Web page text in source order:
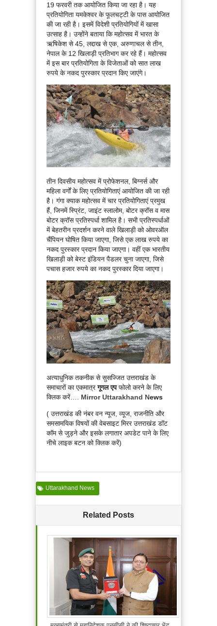
19 फरवरी तक आयोजित किया जा रहा है। यह
प्रतियोगिता यमकेश्वर के फूलचट्टी के पास आयोजित
की जा रही है। इसमें विदेशी प्रतियोगियों में खासा
उत्साह है। उन्होंने बताया कि महोत्सव में भारत के
ऋषिकेश से 45, लद्दाख से एक, अरुणाचल से तीन,
नेपाल के 12 खिलाड़ी प्रतिभाग कर रहे हैं। महोत्सव
में इस बार प्रतियोगिता के विजेताओं को सात लाख
रुपये के नकद पुरस्कार प्रदान किए जाएंगे।
तीन दिवसीय महोत्सव में प्रोफेशनल, बिग्नर्स और
महिला वर्गों के लिए प्रतियोगिताएं आयोजित की जा रही
है। गंगा क्याक महोत्सव में चार प्रतियोगिताएं प्रमुख
हैं, जिनमें स्प्रिंट, जाइंट स्लालोम, बोटर क्रॉस व मास
बोटर क्रॉस प्रतिस्पर्धा शामिल है। सभी प्रतिस्पर्धाओं
में बेहतरीन प्रदर्शन करने वाले खिलाड़ी को ओवरऑल
चैंपियन घोषित किया जाएगा, जिसे एक लाख रुपये का
नकद पुरस्कार प्रदान किया जाएगा। वहीं एक भारतीय
खिलाड़ी को बेस्ट इंडियन पैडलर चुना जाएगा, जिसे
पचास हजार रुपये का नकद पुरस्कार दिया जाएगा।
अत्याधुनिक तकनीक से सुसज्जित उत्तराखंड के
समाचारों का एकमात्रगूगल एपफोलो करने के लिए
क्लिक करें…. Mirror Uttarakhand News
( उत्तराखंड की नंबर वन न्यूज, व्यूज, राजनीति और
समसामयिक विषयों की वेबसाइट मिरर उत्तराखंड डॉट
कॉम से जुड़ने और इसके लगातार अपडेट पाने के लिए
नीचे लाइक बटन को क्लिक करें)
Uttarakhand News
Related Posts